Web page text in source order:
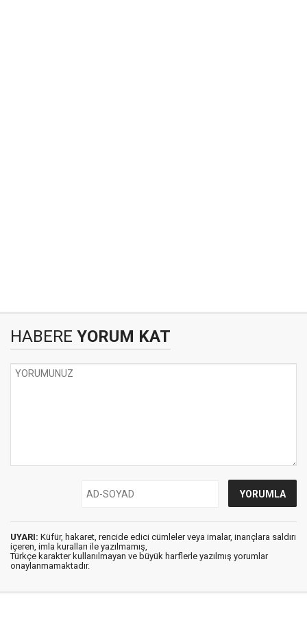
HABERE YORUM KAT
UYARI: Küfür, hakaret, rencide edici cümleler veya imalar, inançlara saldırı
içeren, imla kuralları ile yazılmamış,
Türkçe karakter kullanılmayan ve büyük harflerle yazılmış yorumlar
onaylanmamaktadır.